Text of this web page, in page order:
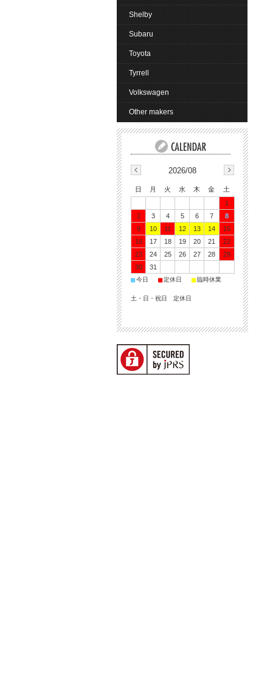
Shelby
Subaru
Toyota
Tyrrell
Volkswagen
Other makers
2026/08
日 月 火 水 木 金
土
1
2
3 4 5 6 7
8
9
10 11 12 13 14
15
16
17 18 19 20 21
22
23
24 25 26 27 28
29
30
31
■今日 ■定休日 ■臨時休業
土・日・祝日 定休日